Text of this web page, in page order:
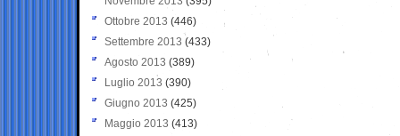
Ottobre 2013 (446)
Settembre 2013 (433)
Agosto 2013 (389)
Luglio 2013 (390)
Giugno 2013 (425)
Maggio 2013 (413)